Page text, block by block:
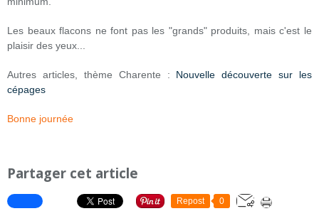
Les beaux flacons ne font pas les "grands" produits, mais c'est le
plaisir des yeux...
Autres articles, thème Charente : Nouvelle découverte sur les
cépages
Bonne journée
Partager cet article
Repost 0